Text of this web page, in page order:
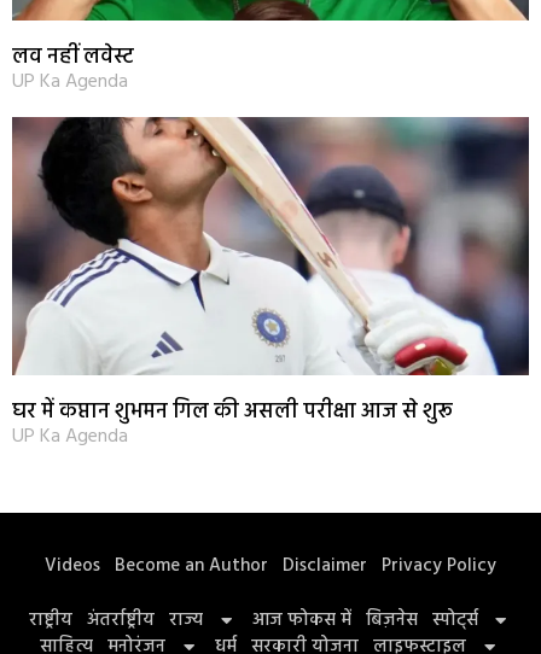
लव नहीं लवेस्ट
UP Ka Agenda
घर में कप्तान शुभमन गिल की असली परीक्षा आज से शुरू
UP Ka Agenda
Videos Become an Author Disclaimer Privacy Policy
राष्ट्रीय अंतर्राष्ट्रीय राज्य आज फोकस में बिज़नेस स्पोर्ट्स
साहित्य मनोरंजन धर्म सरकारी योजना लाइफस्टाइल